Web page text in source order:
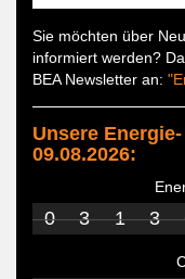
Sie möchten über
informiert werden?
BEA Newsletter an:
Unsere
09.08.2026:
0 3 1 3